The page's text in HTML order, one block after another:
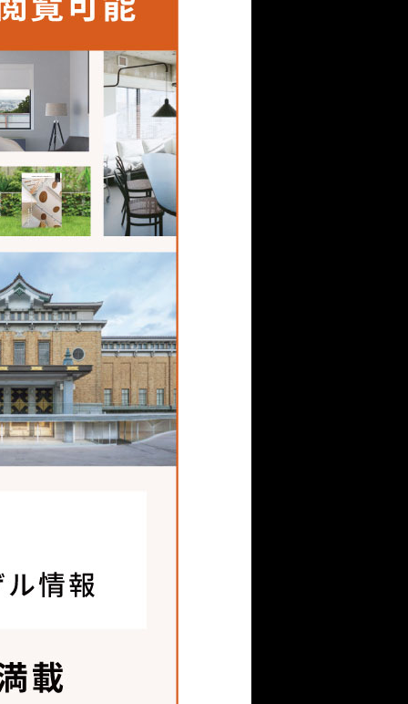
きるのは、調べた限りで
珍しいダークグレー
わせるにあたって苦労
同士の境目が目立って
んに相談に乗ってもら
りに仕上がりました。
を用いたからこそ、切妻
屋根は実現できたのだ